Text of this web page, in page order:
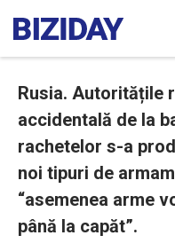
Rusia. Autoritățile
accidentală de la
rachetelor s-a
noi tipuri de
“asemenea arme
până la capăt”.